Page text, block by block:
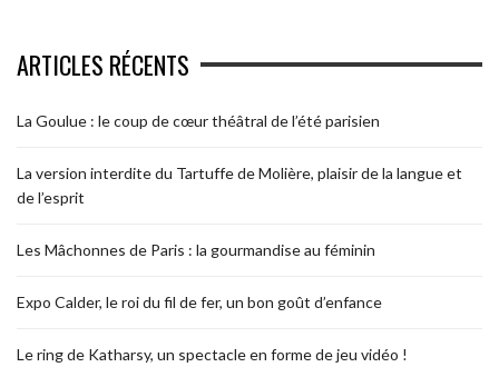
ARTICLES RÉCENTS
La Goulue : le coup de cœur théâtral de l’été parisien
La version interdite du Tartuffe de Molière, plaisir de la langue et
de l’esprit
Les Mâchonnes de Paris : la gourmandise au féminin
Expo Calder, le roi du fil de fer, un bon goût d’enfance
Le ring de Katharsy, un spectacle en forme de jeu vidéo !